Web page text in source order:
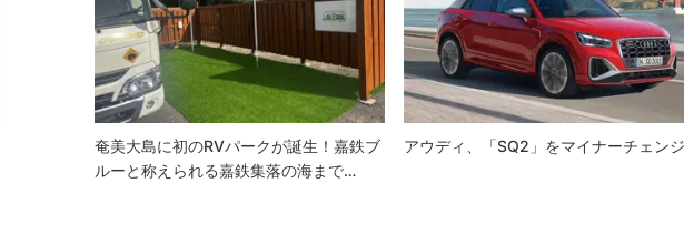
奄美大島に初のRVパークが誕生！嘉鉄ブ
ルーと称えられる嘉鉄集落の海まで…
アウディ、「SQ2」をマイナーチェン